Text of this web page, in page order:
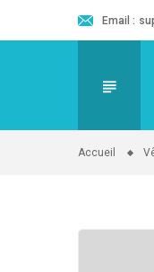
Email :
Accueil